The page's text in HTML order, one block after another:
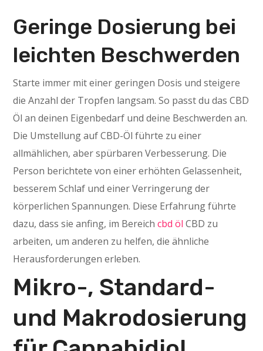
Geringe Dosierung bei
leichten Beschwerden
Starte immer mit einer geringen Dosis und steigere
die Anzahl der Tropfen langsam. So passt du das CBD
Öl an deinen Eigenbedarf und deine Beschwerden an.
Die Umstellung auf CBD-Öl führte zu einer
allmählichen, aber spürbaren Verbesserung. Die
Person berichtete von einer erhöhten Gelassenheit,
besserem Schlaf und einer Verringerung der
körperlichen Spannungen. Diese Erfahrung führte
dazu, dass sie anfing, im Bereichcbd öl CBD zu
arbeiten, um anderen zu helfen, die ähnliche
Herausforderungen erleben.
Mikro-, Standard-
und Makrodosierung